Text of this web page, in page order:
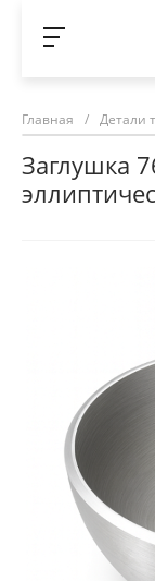
Главная / Детали
Заглушка